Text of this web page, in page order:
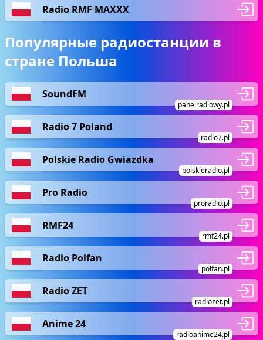
Radio RMF MAXXX
Популярные радиостанции в
стране Польша
SoundFM
panelradiowy.pl
Radio 7 Poland
radio7.pl
Polskie Radio Gwiazdka
polskieradio.pl
Pro Radio
proradio.pl
RMF24
rmf24.pl
Radio Polfan
polfan.pl
Radio ZET
radiozet.pl
Anime 24
radioanime24.pl